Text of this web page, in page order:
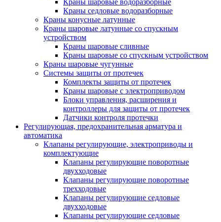
Краны шаровые водоразборные
Краны седловые водоразборные
Краны конусные латунные
Краны шаровые латунные со спускным
устройством
Краны шаровые сливные
Краны шаровые со спускным устройством
Краны шаровые чугунные
Системы защиты от протечек
Комплекты защиты от протечек
Краны шаровые с электроприводом
Блоки управления, расширения и
контроллеры для защиты от протечек
Датчики контроля протечки
Регулирующая, предохранительная арматура и
автоматика
Клапаны регулирующие, электроприводы и
комплектующие
Клапаны регулирующие поворотные
двухходовые
Клапаны регулирующие поворотные
трехходовые
Клапаны регулирующие седловые
двухходовые
Клапаны регулирующие седловые